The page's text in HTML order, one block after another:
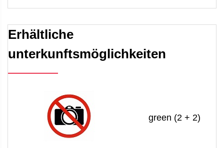
Erhältliche
unterkunftsmöglichkeiten
green (2 + 2)